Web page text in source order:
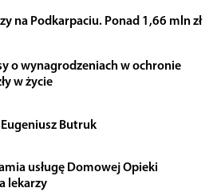
na Podkarpaciu. Ponad 1,66 mln zł
o wynagrodzeniach w ochronie
w życie
Butruk
usługę Domowej Opieki
lekarzy